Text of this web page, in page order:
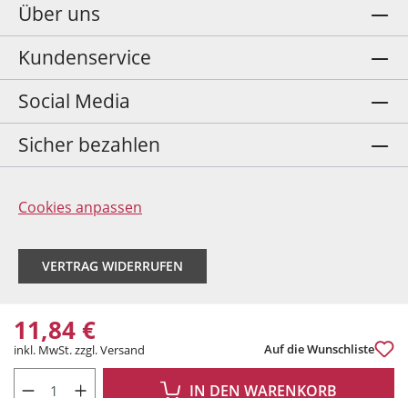
11,84 €
inkl. MwSt. zzgl. Versand Auf die Wunschliste
IN DEN WARENKORB
Über uns
Kundenservice
Social Media
Sicher bezahlen
Cookies anpassen
VERTRAG WIDERRUFEN